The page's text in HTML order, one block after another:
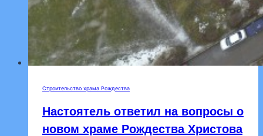
Строительство храма Рождества
Настоятель ответил на вопросы о
новом храме Рождества Христова